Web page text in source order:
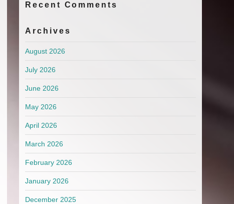
Recent Comments
Archives
August 2026
July 2026
June 2026
May 2026
April 2026
March 2026
February 2026
January 2026
December 2025